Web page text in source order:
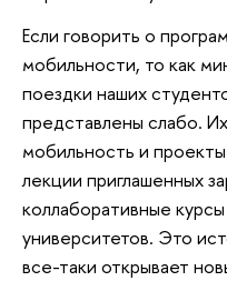
Если говорить о
мобильности, то как
поездки наших
представлены слабо.
мобильность и
лекции приглашенных
коллаборативные
университетов. Это
все-таки открывает